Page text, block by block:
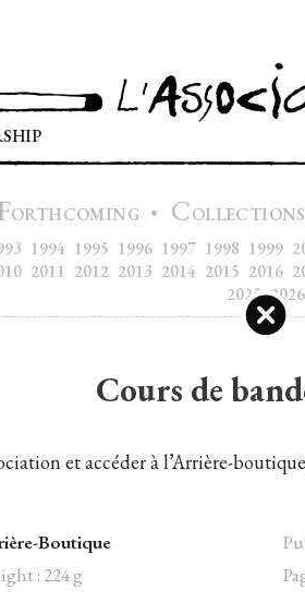
ORTHCOMING • COLLECTIONS
1994 1995 1996 1997 1998 1999
2011 2012 2013 2014 2015 2016
2025 2026
Cours de
et accéder à l’Arrière-
Boutique
: 224 g